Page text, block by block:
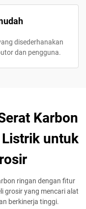
disederhanakan
dan pengguna.
Karbon
untuk
ringan dengan fitur
grosir yang mencari alat
berkinerja tinggi.